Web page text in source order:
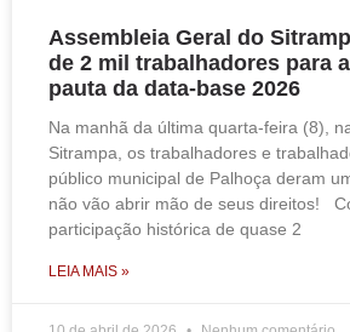
Assembleia Geral do
de 2 mil trabalhadores para
pauta da data-base 2026
Na manhã da última quarta-feira (8),
Sitrampa, os trabalhadores e
público municipal de Palhoça deram
não vão abrir mão de seus direitos!
participação histórica de quase 2
LEIA MAIS »